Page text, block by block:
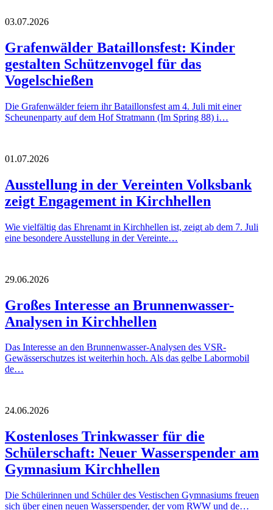
03.07.2026
Grafenwälder Bataillonsfest: Kinder
gestalten Schützenvogel für das
Vogelschießen
Die Grafenwälder feiern ihr Bataillonsfest am 4. Juli mit einer
Scheunenparty auf dem Hof Stratmann (Im Spring 88) i…
01.07.2026
Ausstellung in der Vereinten Volksbank
zeigt Engagement in Kirchhellen
Wie vielfältig das Ehrenamt in Kirchhellen ist, zeigt ab dem 7. Juli
eine besondere Ausstellung in der Vereinte…
29.06.2026
Großes Interesse an Brunnenwasser-
Analysen in Kirchhellen
Das Interesse an den Brunnenwasser-Analysen des VSR-
Gewässerschutzes ist weiterhin hoch. Als das gelbe Labormobil
de…
24.06.2026
Kostenloses Trinkwasser für die
Schülerschaft: Neuer Wasserspender am
Gymnasium Kirchhellen
Die Schülerinnen und Schüler des Vestischen Gymnasiums freuen
sich über einen neuen Wasserspender, der vom RWW und de…